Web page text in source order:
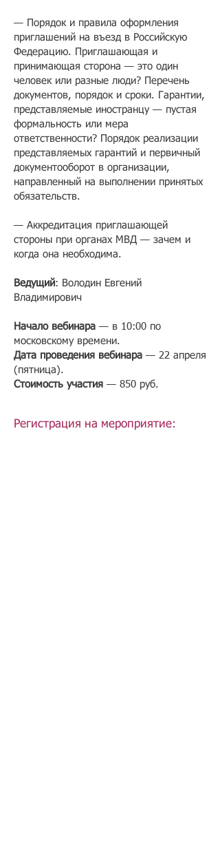
— Порядок и правила оформления
приглашений на въезд в Российскую
Федерацию. Приглашающая и
принимающая сторона — это один
человек или разные люди? Перечень
документов, порядок и сроки. Гарантии,
представляемые иностранцу — пустая
формальность или мера
ответственности? Порядок реализации
представляемых гарантий и первичный
документооборот в организации,
направленный на выполнении принятых
обязательств.
— Аккредитация приглашающей
стороны при органах МВД — зачем и
когда она необходима.
Ведущий: Володин Евгений
Владимирович
Начало вебинара — в 10:00 по
московскому времени.
Дата проведения вебинара — 22 апреля
(пятница).
Стоимость участия — 850 руб.
Регистрация на мероприятие: